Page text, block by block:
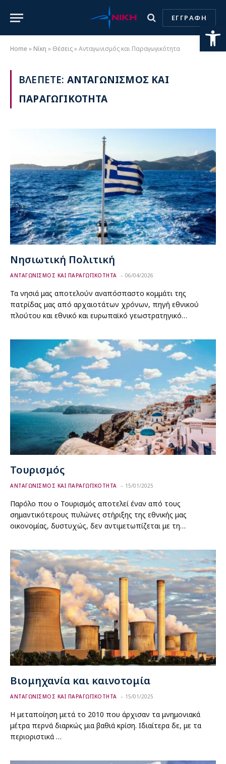
ΕΓΓΡΑΦΗ
Home » Νίκη » Θέσεις»Ανταγωνισμός και Παραγωγικότητα
ΒΛΕΠΕΤΕ: ΑΝΤΑΓΩΝΙΣΜΟΣ ΚΑΙ
ΠΑΡΑΓΩΓΙΚΟΤΗΤΑ
Νησιωτική Πολιτική
ΑΝΤΑΓΩΝΙΣΜΟΣ ΚΑΙ ΠΑΡΑΓΩΓΙΚΟΤΗΤΑ 06/04/2026
Τα νησιά μας αποτελούν αναπόσπαστο κομμάτι της
πατρίδας μας από αρχαιοτάτων χρόνων, πηγή εθνικού
πλούτου και εθνικό και ευρωπαϊκό γεωστρατηγικό…
Τουρισμός
ΑΝΤΑΓΩΝΙΣΜΟΣ ΚΑΙ ΠΑΡΑΓΩΓΙΚΟΤΗΤΑ 15/01/2025
Παρόλο που ο Τουρισμός αποτελεί έναν από τους
σημαντικότερους πυλώνες στήριξης της εθνικής μας
οικονομίας, δυστυχώς, δεν αντιμετωπίζεται με τη…
Βιομηχανία και καινοτομία
ΑΝΤΑΓΩΝΙΣΜΟΣ ΚΑΙ ΠΑΡΑΓΩΓΙΚΟΤΗΤΑ 15/01/2025
Η μεταποίηση μετά το 2010 που άρχισαν τα μνημονιακά
μέτρα περνά διαρκώς μια βαθιά κρίση. Ιδιαίτερα δε, με τα
περιοριστικά …